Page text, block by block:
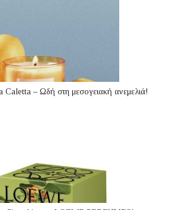
Caletta – Ωδή στη μεσογειακή ανεμελιά!